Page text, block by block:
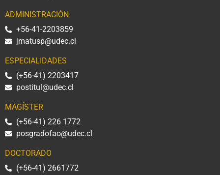
ADMINISTRACIÓN
+56-41-2203859
jmatusp@udec.cl
ESPECIALIDADES
(+56-41) 2203417
postitul@udec.cl
MAGÍSTER
(+56-41) 226 1772
posgradofao@udec.cl
DOCTORADO
(+56-41) 2661772